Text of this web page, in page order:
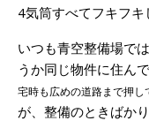
4気筒すべてフキフキ
いつも青空整備場で
うか同じ物件に住ん
宅時も広めの道路まで押
が、整備のときばか